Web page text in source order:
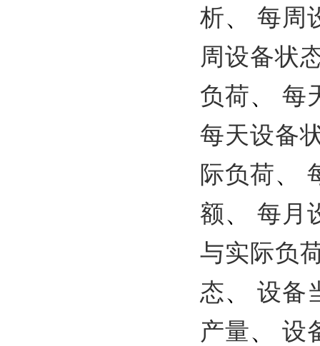
析、 每周
周设备状
负荷、 每
每天设备
际负荷、
额、 每月
与实际负
态、 设备
产量、 设